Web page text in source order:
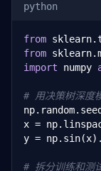
# 训练误差
# 在更多
x_test =
test_mse
    label = {
1
    print(
f"
python
from
from
import numpy
# 用决策树深度
x =
y =
# 拆分训练和测